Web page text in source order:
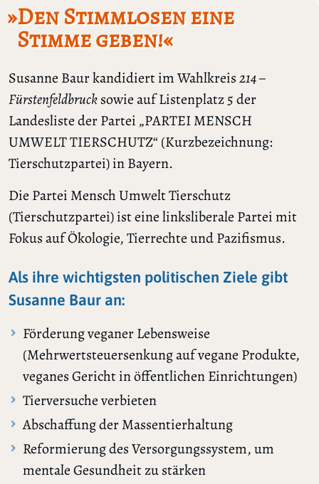
»Den Stimmlosen eine
Stimme geben!«
Susanne Baur kandidiert im Wahlkreis214 –
Fürstenfeldbrucksowie auf Listenplatz 5 der
Landesliste der Partei „PARTEI MENSCH
UMWELT TIERSCHUTZ“ (Kurzbezeichnung:
Tierschutzpartei) in Bayern.
Die Partei Mensch Umwelt Tierschutz
(Tierschutzpartei) ist eine linksliberale Partei mit
Fokus auf Ökologie, Tierrechte und Pazifismus.
Als ihre wichtigsten politischen Ziele gibt
Susanne Baur an:
Förderung veganer Lebensweise
(Mehrwertsteuersenkung auf vegane Produkte,
veganes Gericht in öffentlichen Einrichtungen)
Tierversuche verbieten
Abschaffung der Massentierhaltung
Reformierung des Versorgungssystem, um
mentale Gesundheit zu stärken